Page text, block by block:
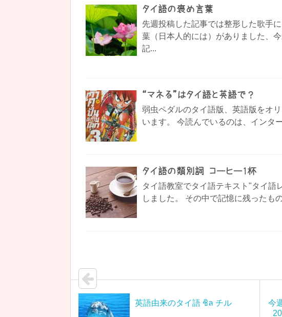
タイ語の褒め言葉
先週投稿した記事では整形した歌手
葉（日本人的には）がありました、
記...
“マネる”はタイ語と英語で？
弱虫ペダルのタイ語版、英語版をオ
います。 今読んでいるのは、インタ
タイ語の類別詞−コーヒー1杯
タイ語教室でタイ語テキスト"タイ語
しました。 その中で記憶に残ったも
英語由来のタイ語 ชิล チル
今